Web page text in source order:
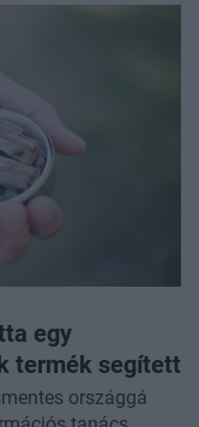
a remek
ismét keressük a
Green Cloud, az
támogatásával. A
a
tevékenységére,
innovációjára
nagyvállalatról,
partnerét,
egy
termék segített
országgá